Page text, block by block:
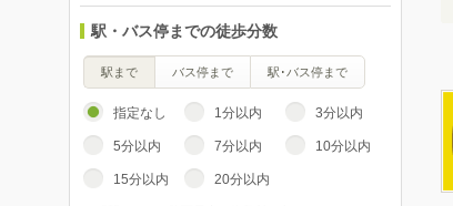
駅・バス停までの徒歩分数
駅まで バス停まで 駅･バス停まで
指定なし 1分以内 3分以内
5分以内 7分以内 10分以内
15分以内 20分以内